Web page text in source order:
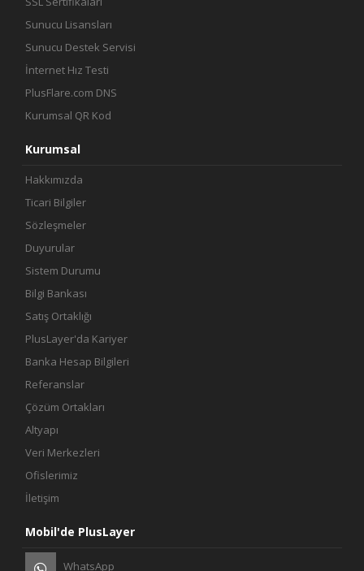
Sunucu Lisansları
Sunucu Destek Servisi
İnternet Hız Testi
PlusFlare.com DNS
Kurumsal QR Kod
Kurumsal
Hakkımızda
Ticari Bilgiler
Sözleşmeler
Duyurular
Sistem Durumu
Bilgi Bankası
Satış Ortaklığı
PlusLayer'da Kariyer
Banka Hesap Bilgileri
Referanslar
Çözüm Ortakları
Altyapı
Veri Merkezleri
Ofislerimiz
İletişim
Mobil'de PlusLayer
WhatsApp